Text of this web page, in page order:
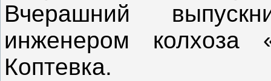
Вчерашний
инженером
Коптевка.